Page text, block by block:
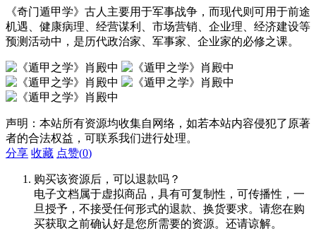
《奇门遁甲学》古人主要用于军事战争，而现代则可用于前途
机遇、健康病理、经营谋利、市场营销、企业理、经济建设等
预测活动中，是历代政治家、军事家、企业家的必修之课。
声明：本站所有资源均收集自网络，如若本站内容侵犯了原著
者的合法权益，可联系我们进行处理。
分享 收藏 点赞(0)
购买该资源后，可以退款吗？
电子文档属于虚拟商品，具有可复制性，可传播性，一
旦授予，不接受任何形式的退款、换货要求。请您在购
买获取之前确认好是您所需要的资源。还请谅解。